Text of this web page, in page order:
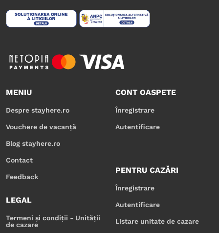
MENIU
Despre stayhere.ro
Vouchere de vacanță
Blog stayhere.ro
Contact
Feedback
LEGAL
Termeni și condiții - Unității
de cazare
CONT OASPETE
Înregistrare
Autentificare
PENTRU CAZĂRI
Înregistrare
Autentificare
Listare unitate de cazare